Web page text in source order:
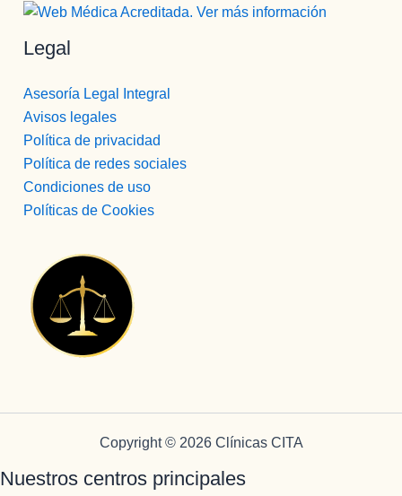
Legal
Asesoría Legal Integral
Avisos legales
Política de privacidad
Política de redes sociales
Condiciones de uso
Políticas de Cookies
Copyright © 2026 Clínicas CITA
Nuestros centros principales